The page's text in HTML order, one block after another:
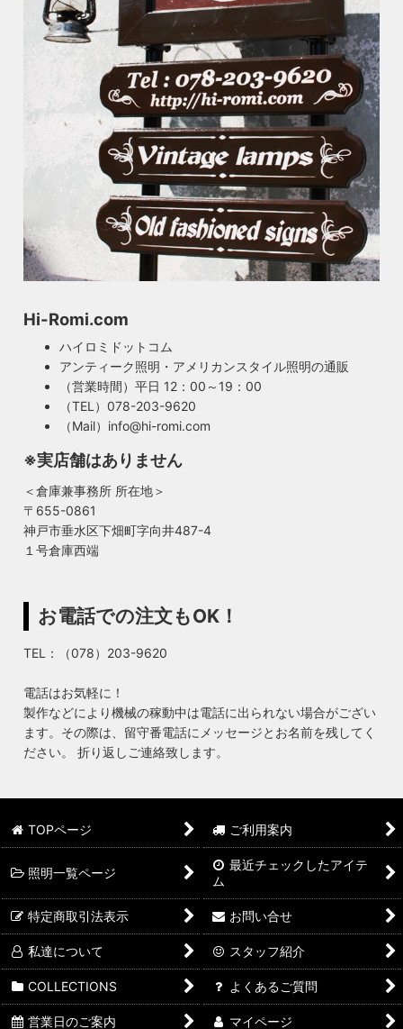
Hi-Romi.com
ハイロミドットコム
アンティーク照明・アメリカンスタイル照明の通販
（営業時間）平日 12：00～19：00
（TEL）078-203-9620
（Mail）info@hi-romi.com
※実店舗はありません
＜倉庫兼事務所 所在地＞
〒655-0861
神戸市垂水区下畑町字向井487-4
１号倉庫西端
お電話での注文もOK！
TEL：（078）203-9620
電話はお気軽に！
製作などにより機械の稼動中は電話に出られない場合がござい
ます。その際は、留守番電話にメッセージとお名前を残してく
ださい。 折り返しご連絡致します。
TOPページ ご利用案内
照明一覧ページ
最近チェックしたアイテ
ム
特定商取引法表示 お問い合せ
私達について スタッフ紹介
COLLECTIONS よくあるご質問
営業日のご案内 マイページ